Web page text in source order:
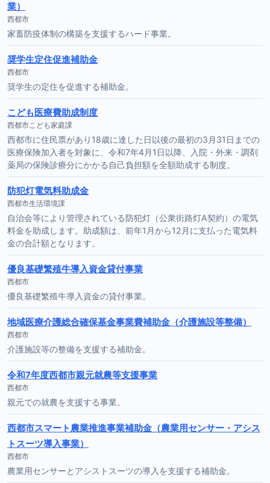
業）
西都市
家畜防疫体制の構築を支援するハード事業。
奨学生定住促進補助金
西都市
奨学生の定住を促進する補助金。
こども医療費助成制度
西都市こども家庭課
西都市に住民票があり18歳に達した日以後の最初の3月31日までの
医療保険加入者を対象に、令和7年4月1日以降、入院・外来・調剤
薬局の保険診療分にかかる自己負担額を全額助成する制度。
防犯灯電気料助成金
西都市生活環境課
自治会等により管理されている防犯灯（公衆街路灯A契約）の電気
料金を助成します。助成額は、前年1月から12月に支払った電気料
金の合計額となります。
優良基礎繁殖牛導入資金貸付事業
西都市
優良基礎繁殖牛導入資金の貸付事業。
地域医療介護総合確保基金事業費補助金（介護施設等整備）
西都市
介護施設等の整備を支援する補助金。
令和7年度西都市親元就農等支援事業
西都市
親元での就農を支援する事業。
西都市スマート農業推進事業補助金（農業用センサー・アシス
トスーツ導入事業）
西都市
農業用センサーとアシストスーツの導入を支援する補助金。